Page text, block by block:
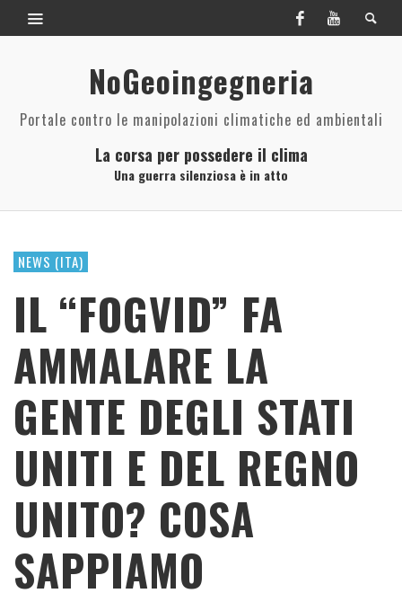
NoGeoingegneria
Portale contro le manipolazioni climatiche ed ambientali
La corsa per possedere il clima
Una guerra silenziosa è in atto
NEWS (ITA)
IL “FOGVID” FA
AMMALARE LA
GENTE DEGLI STATI
UNITI E DEL REGNO
UNITO? COSA
SAPPIAMO